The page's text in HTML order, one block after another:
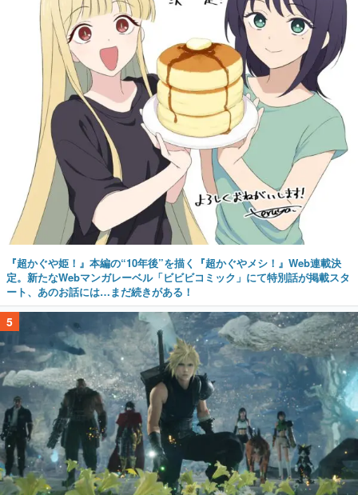
『超かぐや姫！』本編の“10年後”を描く『超かぐやメシ！』Web連載決
定。新たなWebマンガレーベル「ビビビコミック」にて特別話が掲載スタ
ート、あのお話には…まだ続きがある！
5